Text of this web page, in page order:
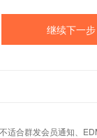
适合群发会员通知、